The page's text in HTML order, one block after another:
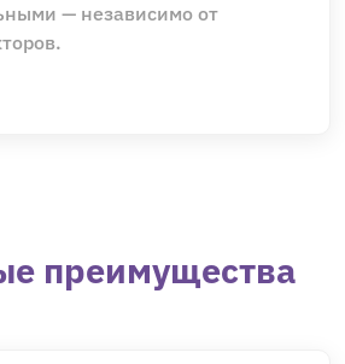
— независимо от
преимущества